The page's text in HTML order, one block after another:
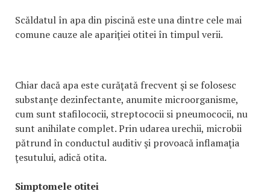
Scăldatul în apa din piscină este una dintre cele mai
comune cauze ale apariţiei otitei în timpul verii.
Chiar dacă apa este curăţată frecvent şi se folosesc
substanţe dezinfectante, anumite microorganisme,
cum sunt stafilococii, streptococii si pneumococii, nu
sunt anihilate complet. Prin udarea urechii, microbii
pătrund în conductul auditiv şi provoacă inflamaţia
ţesutului, adică otita.
Simptomele otitei